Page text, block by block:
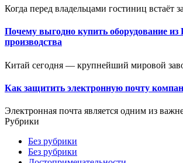
Когда перед владельцами гостиниц встаёт
Почему выгодно купить оборудование из
производства
Китай сегодня — крупнейший мировой
Как защитить электронную почту
Электронная почта является одним из
Рубрики
Без рубрики
Без рубрики